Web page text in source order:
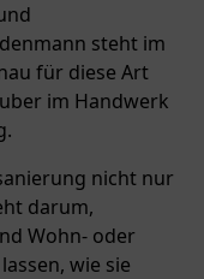
steht im
für diese Art
im Handwerk
nicht nur
darum,
Wohn- oder
wie sie